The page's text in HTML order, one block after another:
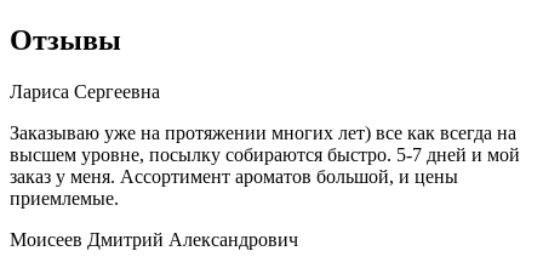
Отзывы
Лариса Сергеевна
Заказываю уже на протяжении многих лет) все как всегда на
высшем уровне, посылку собираются быстро. 5-7 дней и мой
заказ у меня. Ассортимент ароматов большой, и цены
приемлемые.
Моисеев Дмитрий Александрович